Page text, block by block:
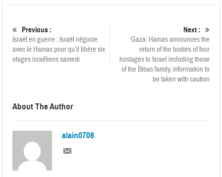
Previous :
Israël en guerre : Israël négocie
avec le Hamas pour qu’il libère six
otages israéliens samedi
Next :
Gaza: Hamas announces the
return of the bodies of four
hostages to Israel including those
of the Bibas family, information to
be taken with caution
About The Author
alain0708